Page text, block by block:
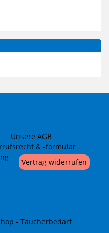
Unsere AGB
& -formular
Vertrag widerrufen
- Taucherbedarf